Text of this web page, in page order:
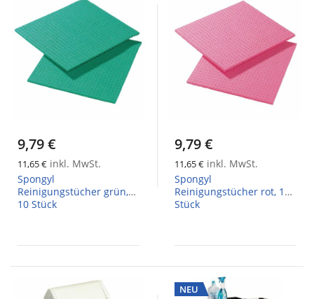
9,79 €
11,65 € inkl. MwSt.
Spongyl
Reinigungstücher grün,
10 Stück
9,79 €
11,65 € inkl. MwSt.
Spongyl
Reinigungstücher rot, 10
Stück
NEU